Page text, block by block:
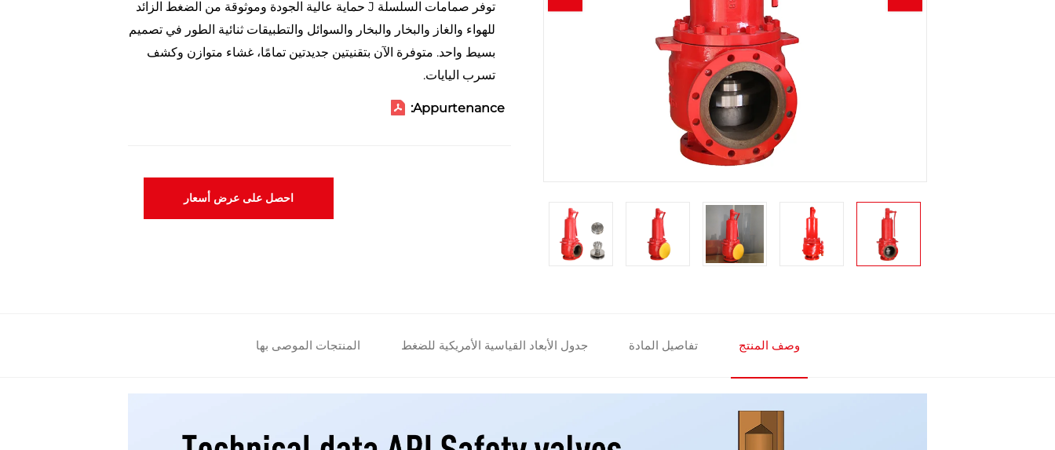
توفر صمامات السلسلة J حماية عالية الجودة وموثوقة من الضغط الزائد
للهواء والغاز والبخار والبخار والسوائل والتطبيقات ثنائية الطور في تصميم
بسيط واحد. متوفرة الآن بتقنيتين جديدتين تمامًا، غشاء متوازن وكشف
تسرب اليايات.
Appurtenance:
احصل على عرض أسعار
وصف المنتج تفاصيل المادة جدول الأبعاد القياسية الأمريكية للضغط المنتجات الموصى بها